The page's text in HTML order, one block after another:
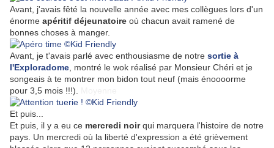
Avant, j'avais fêté la nouvelle année avec mes collègues lors d'un
énorme apéritif déjeunatoire où chacun avait ramené de
bonnes choses à manger.
Avant, je t'avais parlé avec enthousiasme de notre sortie à
l'Exploradome , montré le wok réalisé par Monsieur Chéri et je
songeais à te montrer mon bidon tout neuf (mais énoooorme
pour 3,5 mois !!!).
Et puis...
Et puis, il y a eu ce mercredi noirqui marquera l'histoire de notre
pays. Un mercredi où la liberté d'expression a été grièvement